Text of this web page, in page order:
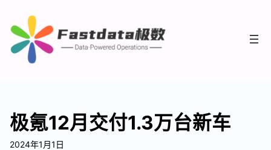
极氪12月交付1.3万台新车
2024年1月1日